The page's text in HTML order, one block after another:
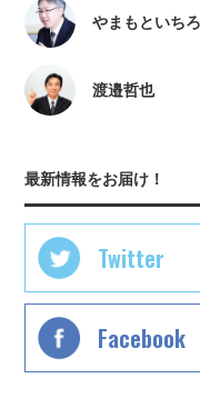
やまもといち
渡邉哲也
最新情報をお届け！
Twitter
Facebook